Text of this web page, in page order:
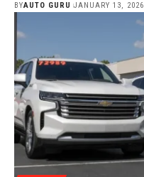
BYAUTO GURU JANUARY 13, 2026